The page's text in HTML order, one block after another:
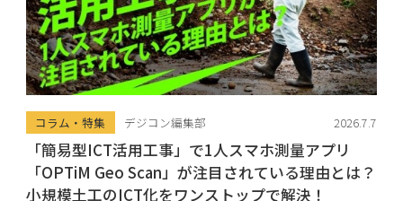
コラム・特集 デジコン編集部 2026.7.7
「簡易型ICT活用工事」で1人スマホ測量アプリ
「OPTiM Geo Scan」が注目されている理由とは？
小規模土工のICT化をワンストップで解決！